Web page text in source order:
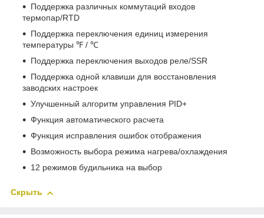
Поддержка различных коммутаций входов
термопар/RTD
Поддержка переключения единиц измерения
температуры ℉ / ℃
Поддержка переключения выходов реле/SSR
Поддержка одной клавиши для восстановления
заводских настроек
Улучшенный алгоритм управления PID+
Функция автоматического расчета
Функция исправления ошибок отображения
Возможность выбора режима нагрева/охлаждения
12 режимов будильника на выбор
Скрыть